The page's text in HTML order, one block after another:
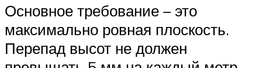
Основное требование – это
максимально ровная плоскость.
Перепад высот не должен